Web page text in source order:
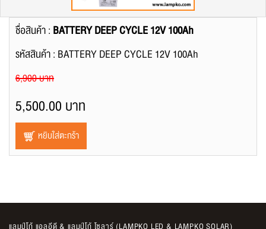
ชื่อสินค้า : BATTERY DEEP CYCLE 12V 100Ah
รหัสสินค้า : BATTERY DEEP CYCLE 12V 100Ah
6,900 บาท
5,500.00 บาท
หยิบใส่ตะกร้า